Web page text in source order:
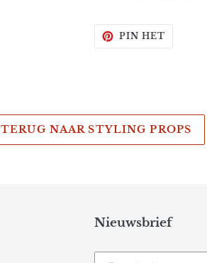
PIN HETPINNEN
TERUG NAAR STYLING PROPS
Nieuwsbrief